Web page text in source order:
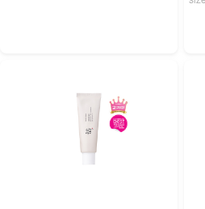
เขย่าขวดก่อนใช้ ทาทั่วผิวหน้า เพื่อการปกป้อ
ล้างออกให้สะอาดหลังใช้